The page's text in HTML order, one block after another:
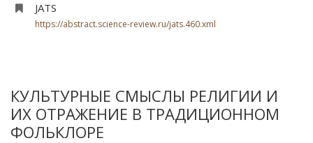
JATS
https://abstract.science-review.ru/jats.460.xml
КУЛЬТУРНЫЕ СМЫСЛЫ РЕЛИГИИ И
ИХ ОТРАЖЕНИЕ В ТРАДИЦИОННОМ
ФОЛЬКЛОРЕ